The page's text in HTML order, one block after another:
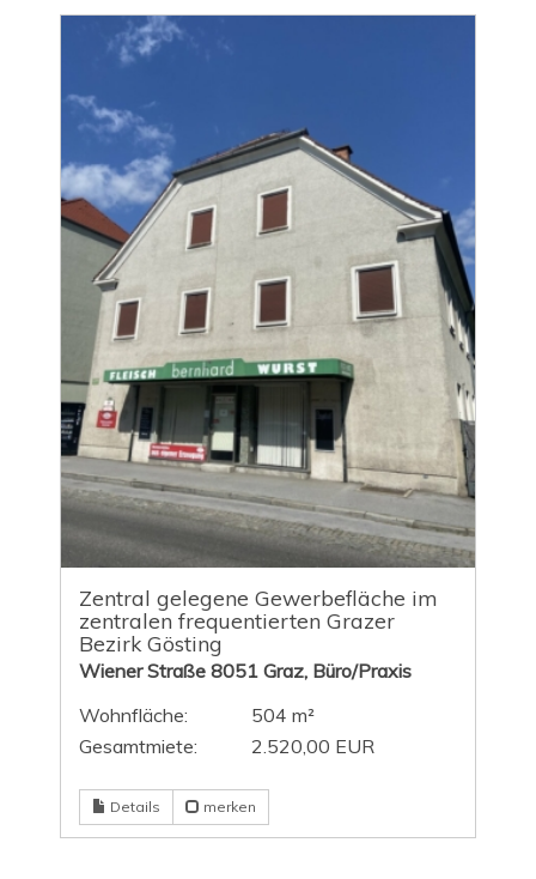
Zentral gelegene Gewerbefläche im
zentralen frequentierten Grazer
Bezirk Gösting
Wiener Straße 8051 Graz, Büro/Praxis
Wohnfläche:
504 m²
Gesamtmiete:
2.520,00 EUR
Details merken